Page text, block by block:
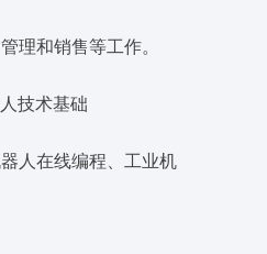
理和销售等工作。
技术基础
人在线编程、工业机